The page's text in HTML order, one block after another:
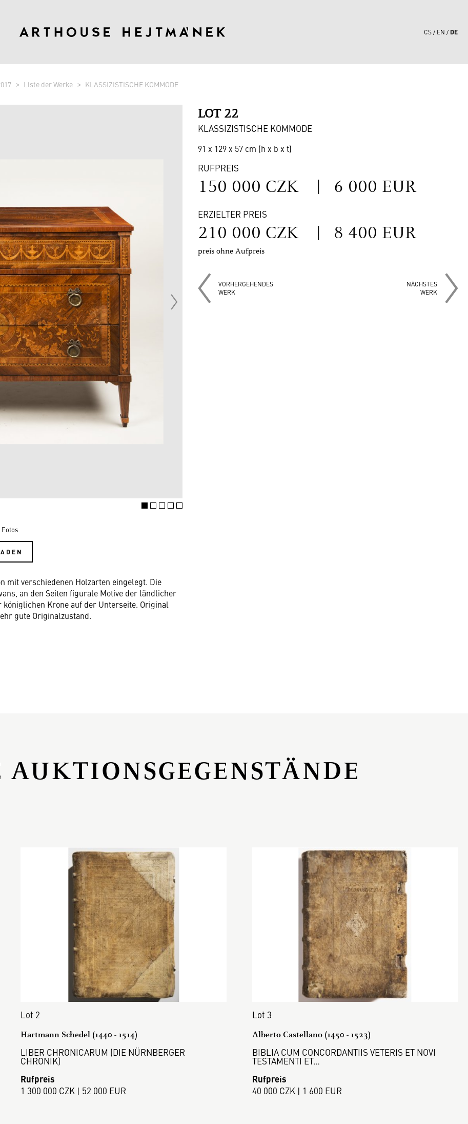
CS EN DE
Liste der Werke KLASSIZISTISCHE KOMMODE
LOT 22
KLASSIZISTISCHE KOMMODE
91 x 129 x 57 cm (h x b x t)
RUFPREIS
150 000 CZK | 6 000 EUR
ERZIELTER PREIS
210 000 CZK | 8 400 EUR
preis ohne Aufpreis
VORHERGEHENDES
WERK
NÄCHSTES
WERK
mit verschiedenen Holzarten eingelegt. Die
an den Seiten figurale Motive der ländlicher
Krone auf der Unterseite. Original
gute Originalzustand.
Lot 2
Hartmann Schedel (1440 - 1514)
LIBER CHRONICARUM (DIE NÜRNBERGER
CHRONIK)
Rufpreis
1 300 000 CZK | 52 000 EUR
Lot 3
Alberto Castellano (1450 - 1523)
BIBLIA CUM CONCORDANTIIS VETERIS ET NOVI
TESTAMENTI ET…
Rufpreis
40 000 CZK | 1 600 EUR